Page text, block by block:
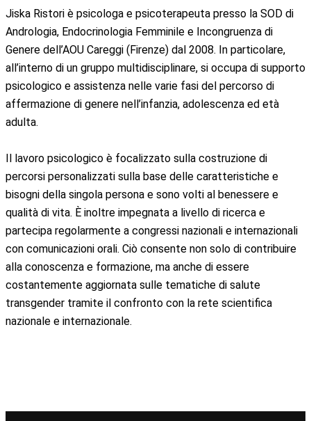
Jiska Ristori è psicologa e psicoterapeuta presso la SOD di
Andrologia, Endocrinologia Femminile e Incongruenza di
Genere dell’AOU Careggi (Firenze) dal 2008. In particolare,
all’interno di un gruppo multidisciplinare, si occupa di supporto
psicologico e assistenza nelle varie fasi del percorso di
affermazione di genere nell’infanzia, adolescenza ed età
adulta.
Il lavoro psicologico è focalizzato sulla costruzione di
percorsi personalizzati sulla base delle caratteristiche e
bisogni della singola persona e sono volti al benessere e
qualità di vita. È inoltre impegnata a livello di ricerca e
partecipa regolarmente a congressi nazionali e internazionali
con comunicazioni orali. Ciò consente non solo di contribuire
alla conoscenza e formazione, ma anche di essere
costantemente aggiornata sulle tematiche di salute
transgender tramite il confronto con la rete scientifica
nazionale e internazionale.